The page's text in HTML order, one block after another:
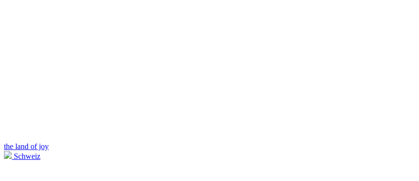
the land of joy
Schweiz